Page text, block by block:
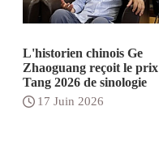
L'historien chinois Ge
Zhaoguang reçoit le prix
Tang 2026 de sinologie
17 Juin 2026